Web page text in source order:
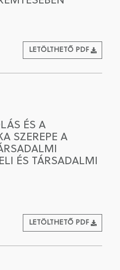
LETÖLTHETŐ PDF
ÉS A
SZEREPE A
ÉS TÁRSADALMI
LETÖLTHETŐ PDF